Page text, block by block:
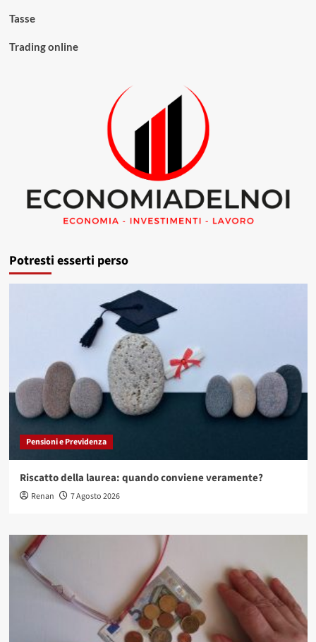
Tasse
Trading online
Potresti esserti perso
Pensioni e Previdenza
Riscatto della laurea: quando conviene veramente?
Renan 7 Agosto 2026